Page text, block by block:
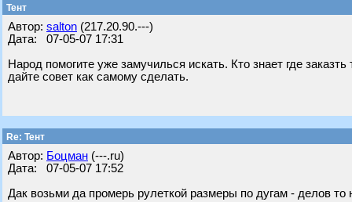
Тент
Автор: salton (217.20.90.---)
Дата: 07-05-07 17:31
Народ помогите уже замучилься искать. Кто знает где
дайте совет как самому сделать.
Re: Тент
Автор: Бoцман (---.ru)
Дата: 07-05-07 17:52
Дак возьми да промерь рулеткой размеры по дугам - делов